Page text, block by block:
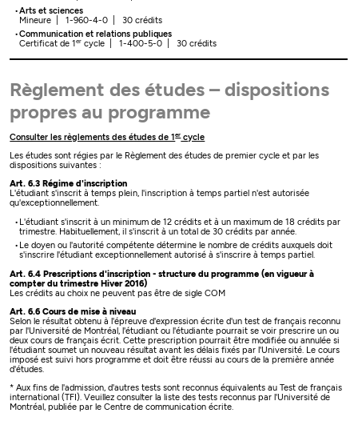
Arts et sciences
Mineure | 1-960-4-0 | 30 crédits
Communication et relations publiques
Certificat de 1 ercycle | 1-400-5-0 | 30 crédits
Règlement des études – dispositions
propres au programme
Consulter les règlements des études de 1ercycle
Les études sont régies par le Règlement des études de premier cycle et par les
dispositions suivantes :
Art. 6.3 Régime d'inscription
L'étudiant s'inscrit à temps plein, l'inscription à temps partiel n'est autorisée
qu'exceptionnellement.
L'étudiant s'inscrit à un minimum de 12 crédits et à un maximum de 18 crédits par
trimestre. Habituellement, il s'inscrit à un total de 30 crédits par année.
Le doyen ou l'autorité compétente détermine le nombre de crédits auxquels doit
s'inscrire l'étudiant exceptionnellement autorisé à s'inscrire à temps partiel.
Art. 6.4 Prescriptions d'inscription - structure du programme (en vigueur à
compter du trimestre Hiver 2016)
Les crédits au choix ne peuvent pas être de sigle COM
Art. 6.6 Cours de mise à niveau
Selon le résultat obtenu à l'épreuve d'expression écrite d'un test de français reconnu
par l'Université de Montréal, l'étudiant ou l'étudiante pourrait se voir prescrire un ou
deux cours de français écrit. Cette prescription pourrait être modifiée ou annulée si
l'étudiant soumet un nouveau résultat avant les délais fixés par l'Université. Le cours
imposé est suivi hors programme et doit être réussi au cours de la première année
d'études.
* Aux fins de l'admission, d'autres tests sont reconnus équivalents au Test de français
international (TFI). Veuillez consulter la liste des tests reconnus par l'Université de
Montréal, publiée par le Centre de communication écrite.